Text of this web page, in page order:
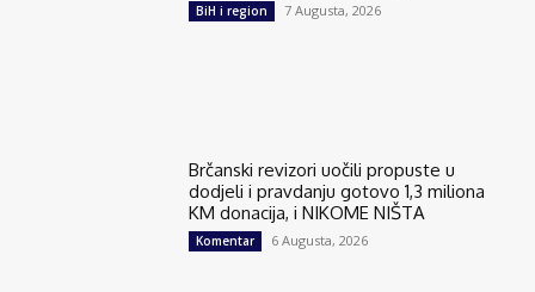
BiH i region 7 Augusta, 2026
Brčanski revizori uočili propuste u
dodjeli i pravdanju gotovo 1,3 miliona
KM donacija, i NIKOME NIŠTA
Komentar 6 Augusta, 2026